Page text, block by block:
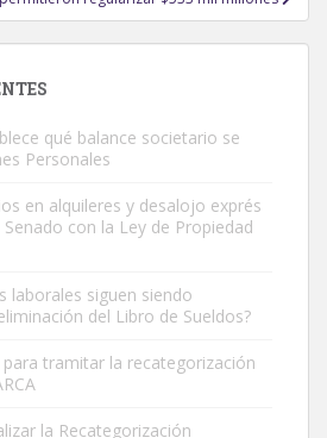
qué balance societario se
Personales
en alquileres y desalojo exprés
con la Ley de Propiedad
laborales siguen siendo
del Libro de Sueldos?
para tramitar la recategorización
la Recategorización